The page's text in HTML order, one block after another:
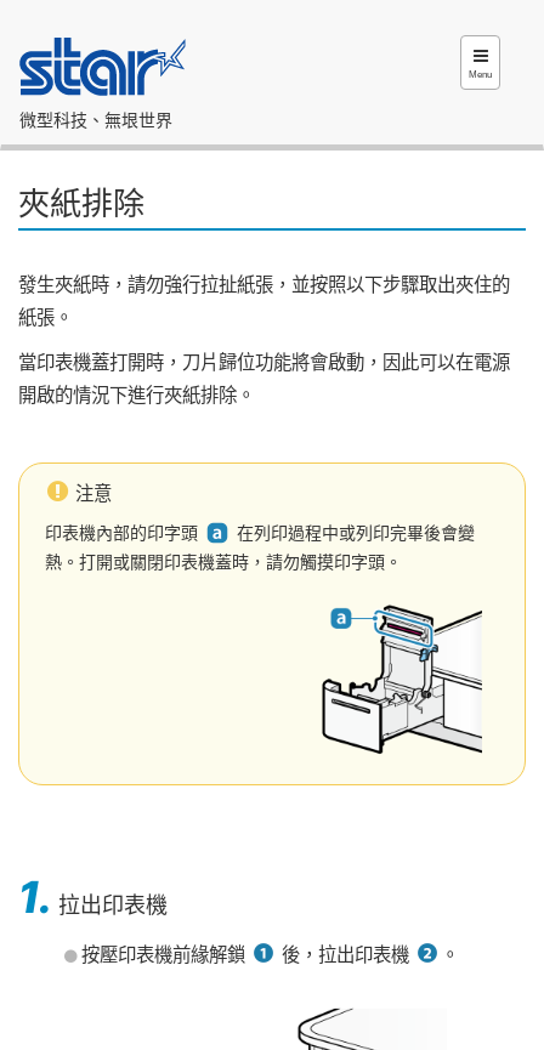
Menu
微型科技、無垠世界
夾紙排除
發生夾紙時，請勿強行拉扯紙張，並按照以下步驟取出夾住的
紙張。
當印表機蓋打開時，刀片歸位功能將會啟動，因此可以在電源
開啟的情況下進行夾紙排除。
注意
印表機內部的印字頭
在列印過程中或列印完畢後會變
熱。打開或關閉印表機蓋時，請勿觸摸印字頭。
1. 拉出印表機
按壓印表機前緣解鎖 後，拉出印表機 。